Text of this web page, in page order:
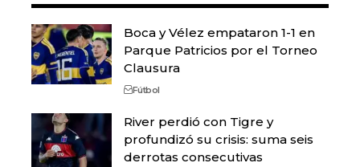
Boca y Vélez empataron 1-1 en
Parque Patricios por el Torneo
Clausura
Fútbol
River perdió con Tigre y
profundizó su crisis: suma seis
derrotas consecutivas